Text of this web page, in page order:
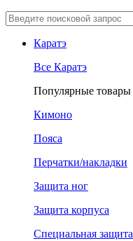
Каратэ
Все Каратэ
Популярные товары
Кимоно
Пояса
Перчатки/накладки
Защита ног
Защита корпуса
Специальная защита